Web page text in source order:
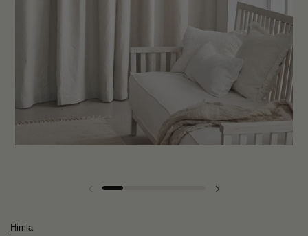
Forrige lysbilde
Himla